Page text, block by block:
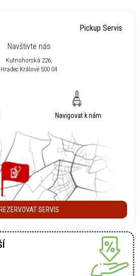
Pickup Servis
Navštivte nás
Kutnohorská 226,
Hradec Králové 500 04
Navigovat k nám
REZERVOVAT SERVIS